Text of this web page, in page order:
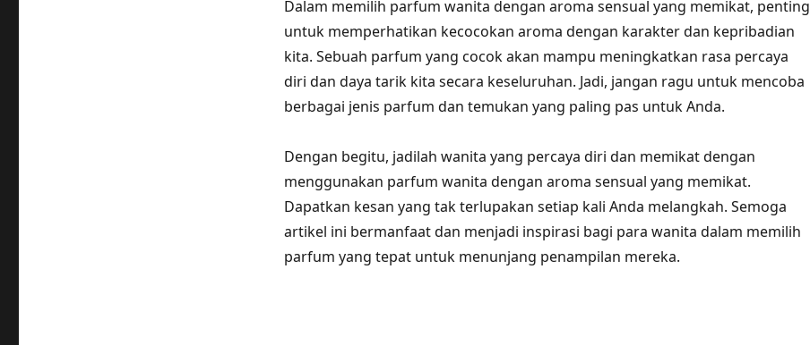
Dalam memilih parfum wanita dengan aroma sensual yang memikat, penting
untuk memperhatikan kecocokan aroma dengan karakter dan kepribadian
kita. Sebuah parfum yang cocok akan mampu meningkatkan rasa percaya
diri dan daya tarik kita secara keseluruhan. Jadi, jangan ragu untuk mencoba
berbagai jenis parfum dan temukan yang paling pas untuk Anda.
Dengan begitu, jadilah wanita yang percaya diri dan memikat dengan
menggunakan parfum wanita dengan aroma sensual yang memikat.
Dapatkan kesan yang tak terlupakan setiap kali Anda melangkah. Semoga
artikel ini bermanfaat dan menjadi inspirasi bagi para wanita dalam memilih
parfum yang tepat untuk menunjang penampilan mereka.